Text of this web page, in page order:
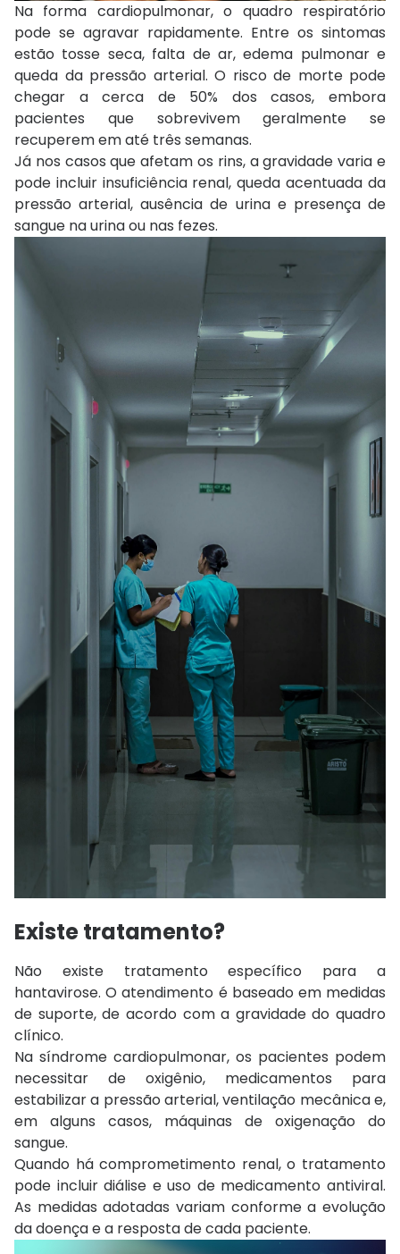
Na forma cardiopulmonar, o quadro respiratório
pode se agravar rapidamente. Entre os sintomas
estão tosse seca, falta de ar, edema pulmonar e
queda da pressão arterial. O risco de morte pode
chegar a cerca de 50% dos casos, embora
pacientes que sobrevivem geralmente se
recuperem em até três semanas.
Já nos casos que afetam os rins, a gravidade varia e
pode incluir insuficiência renal, queda acentuada da
pressão arterial, ausência de urina e presença de
sangue na urina ou nas fezes.
Existe tratamento?
Não existe tratamento específico para a
hantavirose. O atendimento é baseado em medidas
de suporte, de acordo com a gravidade do quadro
clínico.
Na síndrome cardiopulmonar, os pacientes podem
necessitar de oxigênio, medicamentos para
estabilizar a pressão arterial, ventilação mecânica e,
em alguns casos, máquinas de oxigenação do
sangue.
Quando há comprometimento renal, o tratamento
pode incluir diálise e uso de medicamento antiviral.
As medidas adotadas variam conforme a evolução
da doença e a resposta de cada paciente.